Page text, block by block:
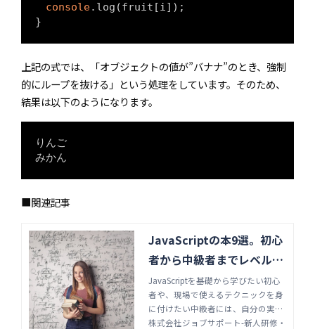
console.log(fruit[i]);
}
上記の式では、「オブジェクトの値が”バナナ”のとき、強制
的にループを抜ける」という処理をしています。そのため、
結果は以下のようになります。
りんご
みかん
■関連記事
JavaScriptの本9選。初心
者から中級者までレベル別
に紹介 | 株式会社ジョブサ
ポート-新人研修・未経験
者向けエンジニア研修(Jav
JavaScriptを基礎から学びたい初心
者や、現場で使えるテクニックを身
に付けたい中級者には、自分の実力
に合った本での学習がおすすめで
株式会社ジョブサポート-新人研修・